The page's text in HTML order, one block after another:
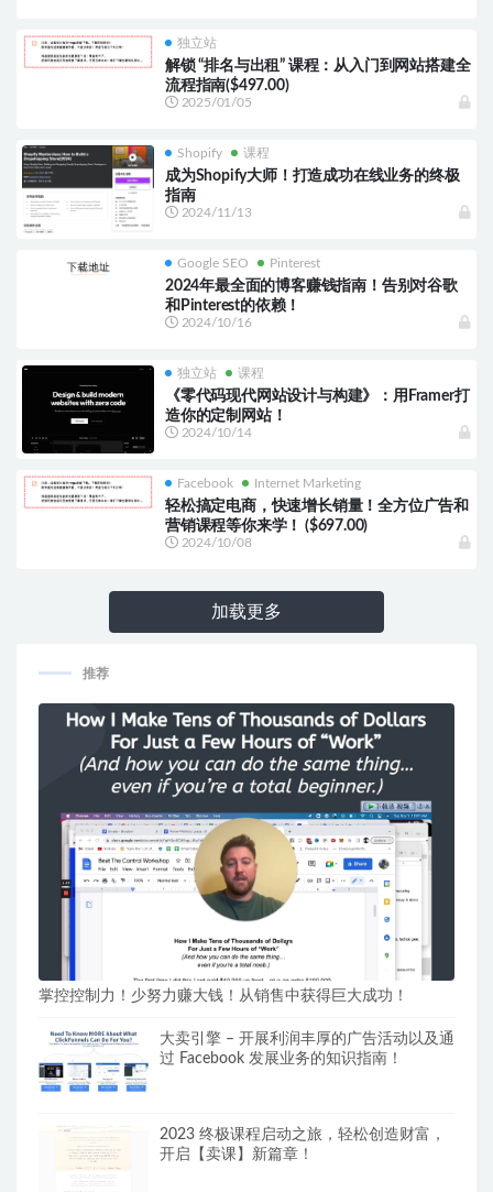
独立站
解锁 “排名与出租” 课程：从入门到网站搭建全
流程指南($497.00)
2025/01/05
Shopify 课程
成为Shopify大师！打造成功在线业务的终极
指南
2024/11/13
Google SEO Pinterest
2024年最全面的博客赚钱指南！告别对谷歌
和Pinterest的依赖！
2024/10/16
独立站 课程
《零代码现代网站设计与构建》：用Framer打
造你的定制网站！
2024/10/14
Facebook Internet Marketing
轻松搞定电商，快速增长销量！全方位广告和
营销课程等你来学！ ($697.00)
2024/10/08
加载更多
推荐
掌控控制力！少努力赚大钱！从销售中获得巨大成功！
大卖引擎 – 开展利润丰厚的广告活动以及通
过 Facebook 发展业务的知识指南！
2023 终极课程启动之旅，轻松创造财富，
开启【卖课】新篇章！